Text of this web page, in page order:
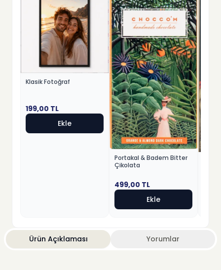
Klasik Fotoğraf
199,00 TL
Ekle
Portakal & Badem Bitter
Çikolata
499,00 TL
Ekle
Ürün Açıklaması Yorumlar